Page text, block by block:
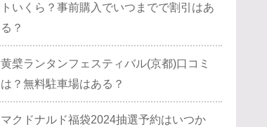
トいくら？事前購入でいつまでで割引はあ
る？
黄檗ランタンフェスティバル(京都)口コミ
は？無料駐車場はある？
マクドナルド福袋2024抽選予約はいつか